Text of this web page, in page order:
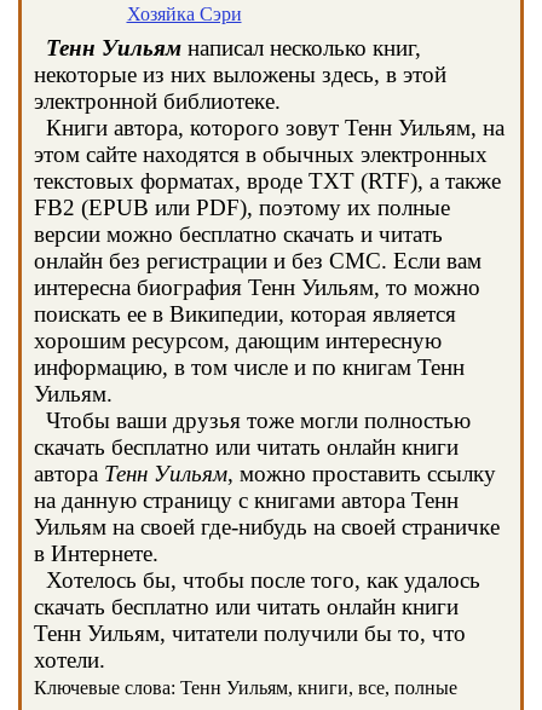
Хозяйка Сэри
Тенн Уильям написал несколько книг,
некоторые из них выложены здесь, в этой
электронной библиотеке.
Книги автора, которого зовут Тенн Уильям, на
этом сайте находятся в обычных электронных
текстовых форматах, вроде TXT (RTF), а также
FB2 (EPUB или PDF), поэтому их полные
версии можно бесплатно скачать и читать
онлайн без регистрации и без СМС. Если вам
интересна биография Тенн Уильям, то можно
поискать ее в Википедии, которая является
хорошим ресурсом, дающим интересную
информацию, в том числе и по книгам Тенн
Уильям.
Чтобы ваши друзья тоже могли полностью
скачать бесплатно или читать онлайн книги
автора Тенн Уильям, можно проставить ссылку
на данную страницу с книгами автора Тенн
Уильям на своей где-нибудь на своей страничке
в Интернете.
Хотелось бы, чтобы после того, как удалось
скачать бесплатно или читать онлайн книги
Тенн Уильям, читатели получили бы то, что
хотели.
Ключевые слова: Тенн Уильям, книги, все, полные